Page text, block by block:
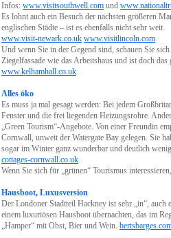
Infos: www.visitsouthwell.com und
Es lohnt auch ein Besuch der nächsten größeren
englischen Städte – ist es ebenfalls nicht sehr weit.
www.visit-newark.co.uk www.visitlincoln.com
Und wenn Sie in der Gegend sind, schauen Sie
Ziegelfassade wie das Arbeitshaus und ist doch
www.kelhamhall.co.uk
Alles öko
Es muss ja mal gesagt werden: Bei jedem
Fenster und die frei liegenden Heizungsrohre.
„Green Tourism“-Angebote. Von einer Freundin
Cornwall, unweit der Watergate Bay gelegen. Sie
sogar im Winter ganz wunderbar und deutlich
cottages-cornwall.co.uk
Wenn Sie sich für „grünen“ Tourismus
Hausboot, Luxusversion
Der Londoner Stadtteil Hackney ist sehr „in“,
einem luxuriösen Hausboot übernachten, das im
„Hamper“ mit Obst, Bier und Wein.